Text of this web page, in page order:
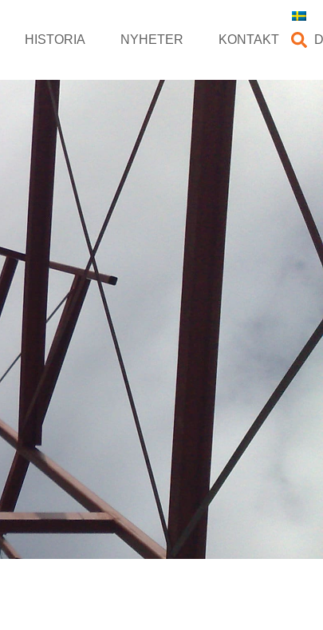
HISTORIA NYHETER KONTAKT